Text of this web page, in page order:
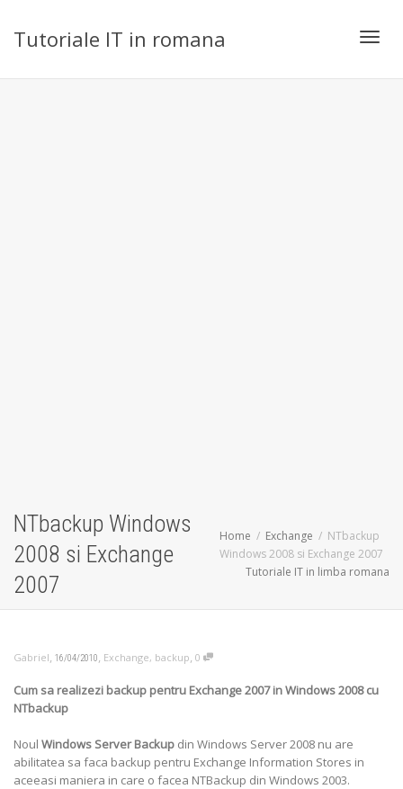
Tutoriale IT in romana
NTbackup Windows
2008 si Exchange
2007
Home Exchange
NTbackup
Windows 2008 si Exchange 2007
Tutoriale IT in limba romana
Gabriel, 16/04/2010, Exchange, backup, 0
Cum sa realizezi backup pentru Exchange 2007 in Windows 2008 cu
NTbackup
Noul Windows Server Backup din Windows Server 2008 nu are
abilitatea sa faca backup pentru Exchange Information Stores in
aceeasi maniera in care o facea NTBackup din Windows 2003.